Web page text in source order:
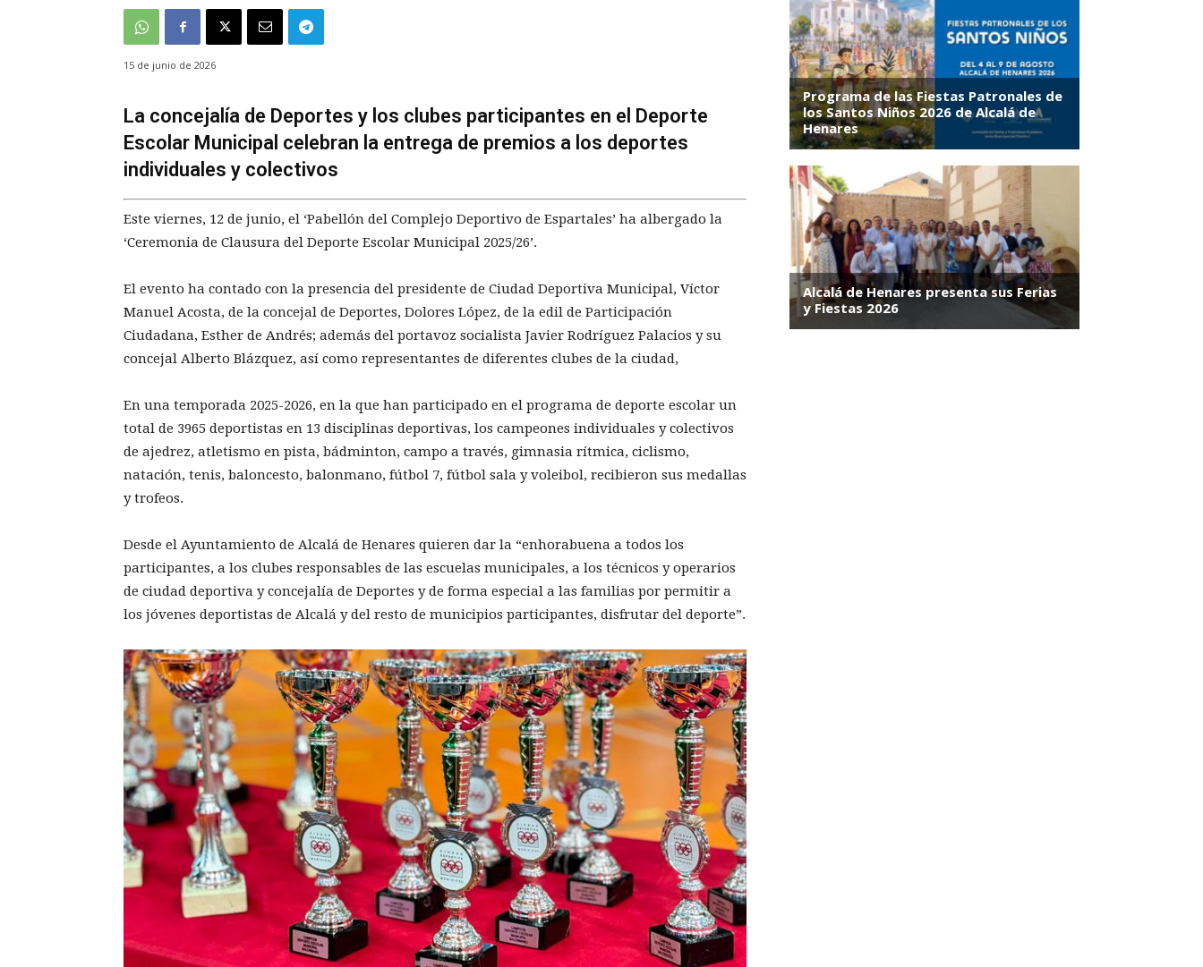
15 de junio de 2026
La concejalía de Deportes y los clubes participantes en el Deporte
Escolar Municipal celebran la entrega de premios a los deportes
individuales y colectivos
Este viernes, 12 de junio, el ‘Pabellón del Complejo Deportivo de Espartales’ ha albergado la
‘Ceremonia de Clausura del Deporte Escolar Municipal 2025/26’.
El evento ha contado con la presencia del presidente de Ciudad Deportiva Municipal, Víctor
Manuel Acosta, de la concejal de Deportes, Dolores López, de la edil de Participación
Ciudadana, Esther de Andrés; además del portavoz socialista Javier Rodríguez Palacios y su
concejal Alberto Blázquez, así como representantes de diferentes clubes de la ciudad,
En una temporada 2025-2026, en la que han participado en el programa de deporte escolar un
total de 3965 deportistas en 13 disciplinas deportivas, los campeones individuales y colectivos
de ajedrez, atletismo en pista, bádminton, campo a través, gimnasia rítmica, ciclismo,
natación, tenis, baloncesto, balonmano, fútbol 7, fútbol sala y voleibol, recibieron sus medallas
y trofeos.
Desde el Ayuntamiento de Alcalá de Henares quieren dar la “enhorabuena a todos los
participantes, a los clubes responsables de las escuelas municipales, a los técnicos y operarios
de ciudad deportiva y concejalía de Deportes y de forma especial a las familias por permitir a
los jóvenes deportistas de Alcalá y del resto de municipios participantes, disfrutar del deporte”.